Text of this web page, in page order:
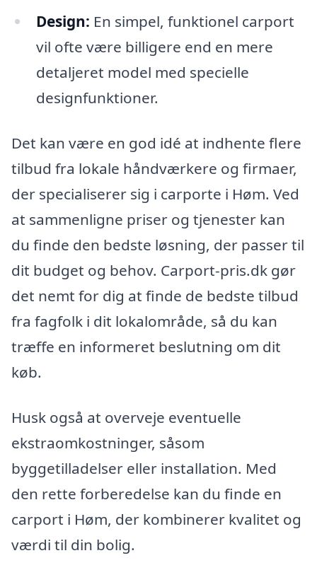
Design: En simpel, funktionel carport
vil ofte være billigere end en mere
detaljeret model med specielle
designfunktioner.
Det kan være en god idé at indhente flere
tilbud fra lokale håndværkere og firmaer,
der specialiserer sig i carporte i Høm. Ved
at sammenligne priser og tjenester kan
du finde den bedste løsning, der passer til
dit budget og behov. Carport-pris.dk gør
det nemt for dig at finde de bedste tilbud
fra fagfolk i dit lokalområde, så du kan
træffe en informeret beslutning om dit
køb.
Husk også at overveje eventuelle
ekstraomkostninger, såsom
byggetilladelser eller installation. Med
den rette forberedelse kan du finde en
carport i Høm, der kombinerer kvalitet og
værdi til din bolig.